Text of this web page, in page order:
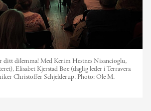
ditt dilemma! Med Kerim Hestnes Nisancioglu,
Elisabet Kjerstad Bøe (daglig leder i Terravera
Christoffer Schjelderup. Photo:Ole M.